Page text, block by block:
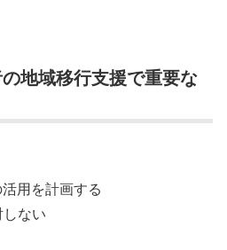
地域移行支援で重要な
用を計画する
ない